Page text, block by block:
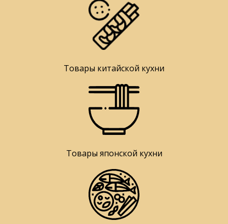
Товары китайской кухни
Товары японской кухни